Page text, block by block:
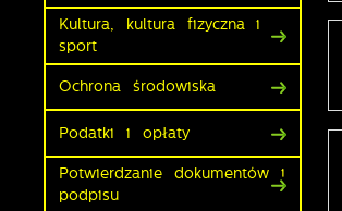
Kultura, kultura fizyczna i
sport
Ochrona środowiska
Podatki i opłaty
Potwierdzanie dokumentów i
podpisu